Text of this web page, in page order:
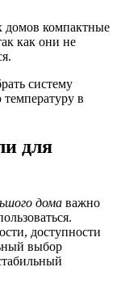
домов компактные
как они не
систему
в
для
дома важно
доступности
выбор